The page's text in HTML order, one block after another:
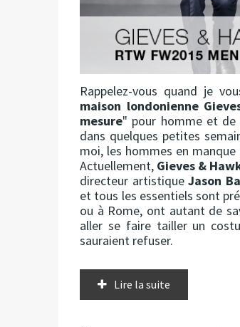
Rappelez-vous quand je
maison londonienne
mesure" pour homme et de
dans quelques petites
moi, les hommes en
Actuellement, Gieves &
directeur artistiqueJason
et tous les essentiels sont
ou à Rome, ont autant de
aller se faire tailler un
sauraient refuser.
Lire la suite